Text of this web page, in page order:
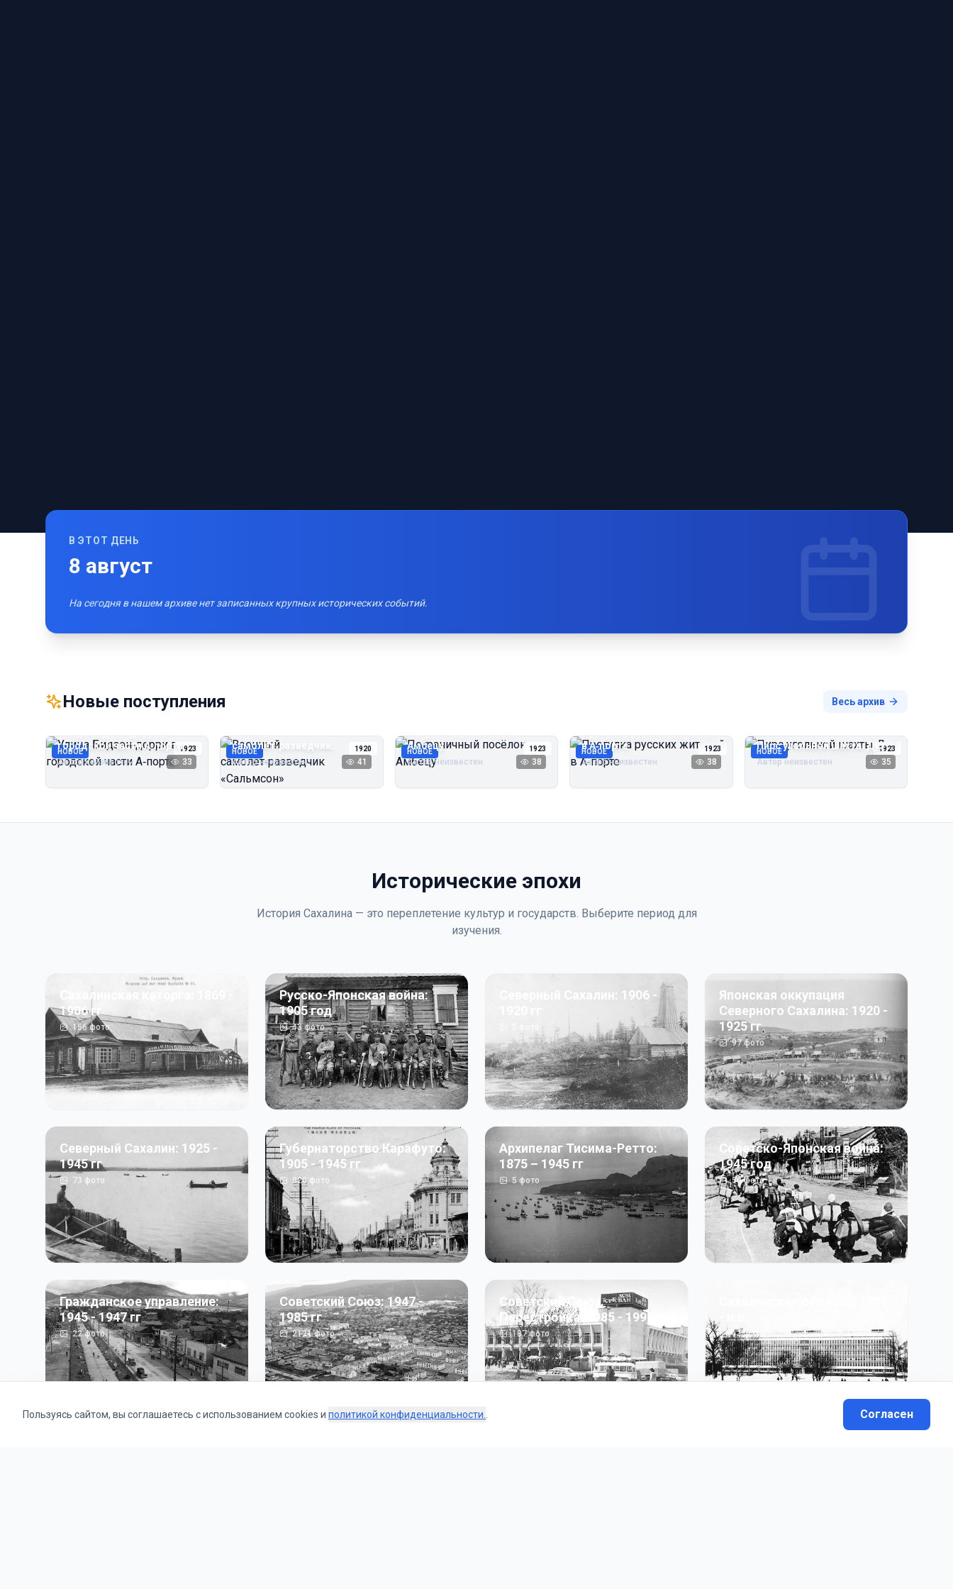
В ЭТОТ ДЕНЬ
8 август
На сегодня в нашем архиве нет записанных крупных исторических событий.
Новые поступления Весь архив
НОВОЕ 1923
Улица Бидзэн‑дорри в
городской части А‑порта
Автор неизвестен 33
НОВОЕ 1920
Военный
самолёт‑разведчик
«Сальмсон»
Автор неизвестен 41
НОВОЕ 1923
Пограничный посёлок
Амбецу
Автор неизвестен 38
НОВОЕ 1923
Прогулка русских жителей
в А‑порте
Автор неизвестен 38
НОВОЕ 1923
Пирс угольной шахты Дуэ
Автор неизвестен 35
Исторические эпохи
История Сахалина — это переплетение культур и государств. Выберите период для
изучения.
Сахалинская каторга: 1869 -
1906 гг
156фото
Русско-Японская война:
1905 год
43фото
Северный Сахалин: 1906 -
Японская оккупация
Северного Сахалина: 1920 -
1925 гг
97фото
Северный Сахалин: 1925 -
1945 гг
73 фото
Губернаторство Карафуто:
1905 - 1945 гг
820фото
Архипелаг Тисима-Ретто:
1875 – 1945 гг
5фото
Советско-Японская война:
1945 год
50фото
Гражданское управление:
1945 - 1947 гг
22фото
Советский Союз: 1947 -
1985 гг
2121фото
Советский Союз.
Перестройка: 1985 - 1991 гг
187фото 13фото
Пользуясь сайтом, вы соглашаетесь с использованием cookies и политикой конфиденциальности. Согласен